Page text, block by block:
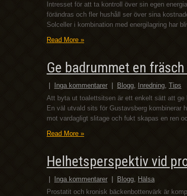
Intresset för att ta kontroll över sin egen
förändras och fler hushåll ser över sina
Solceller i kombination med energilagring har
Read More »
Ge badrummet en
Inga kommentarer Blogg, Inredning, Tips
Att byta ut toalettsitsen är ett enkelt sätt att
En väl utvald sits för Gustavsberg kombinerar
mot vardagligt slitage och fukt skapas en ren
Read More »
Helhetsperspektiv vid
Inga kommentarer Blogg, Hälsa
Prostatit och kronisk bäckenbottenvärk är